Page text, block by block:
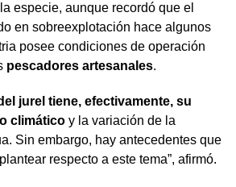
especie, aunque recordó que el
en sobreexplotación hace algunos
posee condiciones de operación
pescadores artesanales.
jurel tiene, efectivamente, su
climático y la variación de la
Sin embargo, hay antecedentes que
respecto a este tema”, afirmó.